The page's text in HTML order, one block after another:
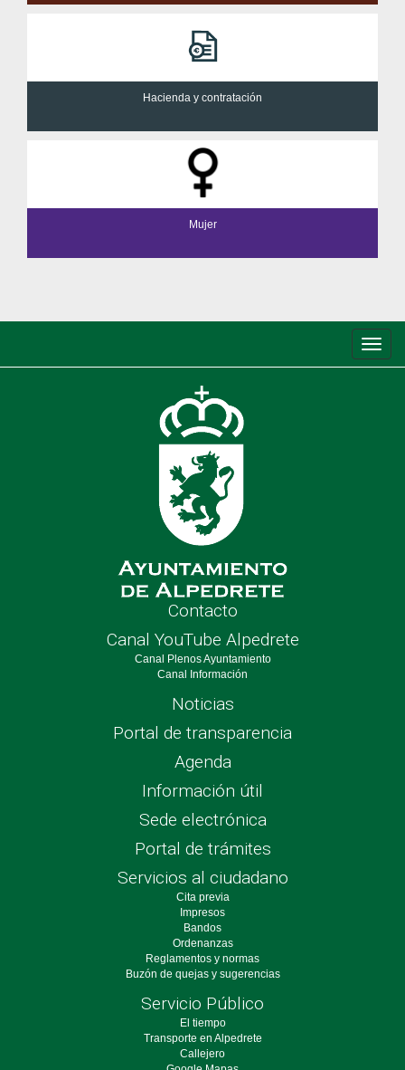
Hacienda y contratación
Mujer
de
Contacto
Canal YouTube Alpedrete
Canal Plenos Ayuntamiento
Canal Información
Noticias
Portal de transparencia
Agenda
Información útil
Sede electrónica
Portal de trámites
Servicios al ciudadano
Cita previa
Impresos
Bandos
Ordenanzas
Reglamentos y normas
Buzón de quejas y sugerencias
Servicio Público
El tiempo
Transporte en Alpedrete
Callejero